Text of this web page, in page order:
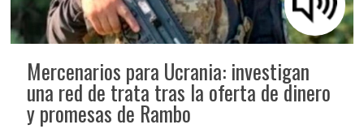
Mercenarios para Ucrania: investigan
una red de trata tras la oferta de dinero
y promesas de Rambo